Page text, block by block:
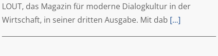
LOUT, das Magazin für moderne Dialogkultur in der
Wirtschaft, in seiner dritten Ausgabe. Mit dab [...]